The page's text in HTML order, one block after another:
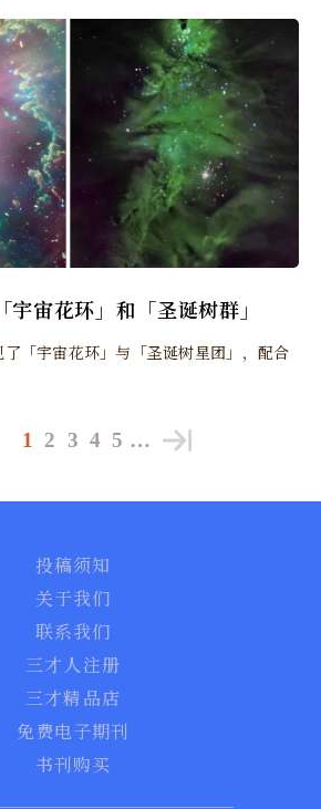
宙花环」和「圣诞树群」
「宇宙花环」与「圣诞树星团」，配合
1 2 3 4 5 …
投稿须知
关于我们
联系我们
三才人注册
三才精品店
免费电子期刊
书刊购买